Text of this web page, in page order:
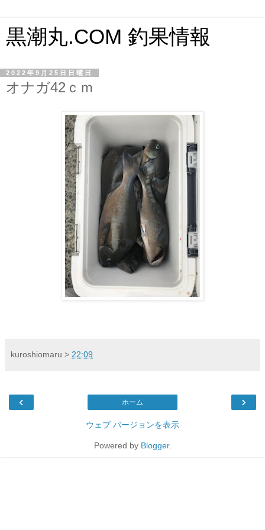
黒潮丸.COM 釣果情報
2022年9月25日日曜日
オナガ42ｃｍ
kuroshiomaru > 22:09
‹ ›
ホーム
ウェブ バージョンを表示
Powered by Blogger.